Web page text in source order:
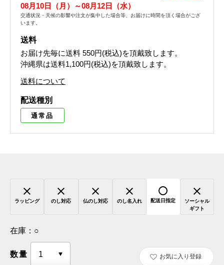
08月10日（月）～08月12日（水）
交通状況・天候の影響や注文が集中した場合等、お届けに時間を頂く場合がござ
います。
送料
お届け先毎に送料 550円(税込)を頂戴致します。
沖縄県は送料1,100円(税込)を頂戴致します。
送料について
配送種別
通常品
ラッピング のし対応 仏のし対応 のし名入れ 配送日指定
ソーシャル
ギフト
在庫： ○
数量 お気に入り登録